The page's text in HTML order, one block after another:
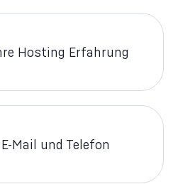
Hosting Erfahrung
Mail und Telefon